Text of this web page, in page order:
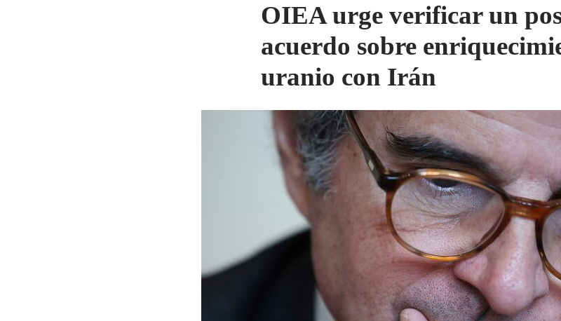
OIEA urge verificar un
acuerdo sobre
uranio con Irán